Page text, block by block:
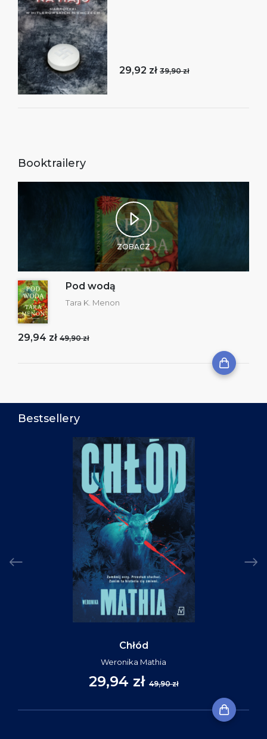
29,92 zł 39,90 zł
Booktrailery
ZOBACZ
Pod wodą
Tara K. Menon
29,94 zł 49,90 zł
Bestsellery
Chłód
Weronika Mathia
29,94 zł 49,90 zł